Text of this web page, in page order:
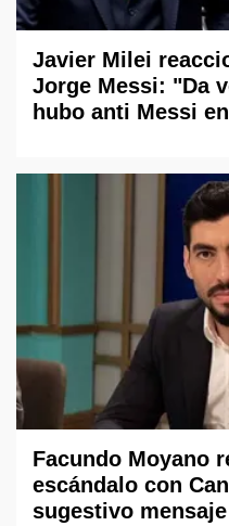
Javier Milei
Jorge Messi: "Da
hubo anti Messi
Facundo Moyano
escándalo con
sugestivo